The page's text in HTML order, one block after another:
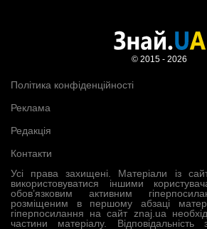
Усі права захищені. Матеріали із
використовуватися іншими
обов’язковим активним
розміщеним в першому абзаці
гіперпосилання на сайт znaj.ua
частини матеріалу.
Політика конфіденційності
Реклама
Редакція
Контакти
© 2015 - 2026